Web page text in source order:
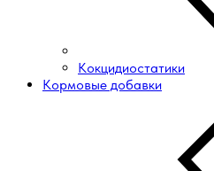
Кокцидиостатики
Кормовые добавки